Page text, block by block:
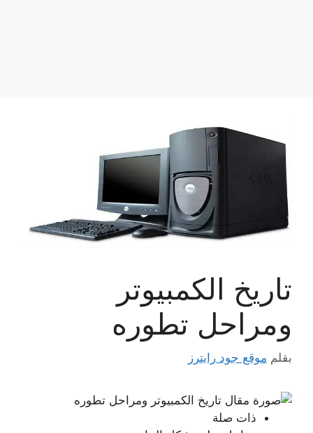
تاريخ الكمبيوتر
ومراحل تطوره
بقلم موقع جود رايترز
ذات صلة